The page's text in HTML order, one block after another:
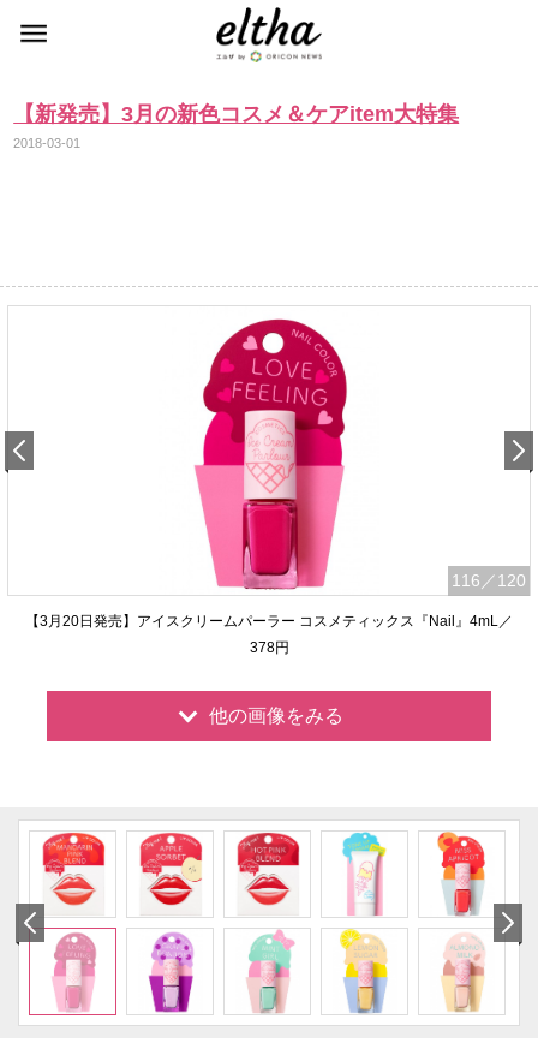
【新発売】3月の新色コスメ＆ケアitem大特集
2018-03-01
116 ／120
【3月20日発売】アイスクリームパーラー コスメティックス『Nail』4mL／
378円
他の画像をみる